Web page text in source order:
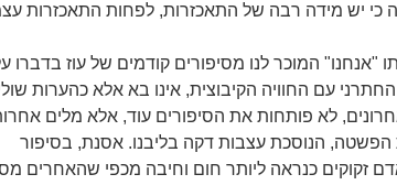
כי יש מידה רבה של התאכזרות, לפחות התאכזרות
המוכר לנו מסיפורים קודמים של עוז בדברו
עם החוויה הקיבוצית, אינו בא אלא כהערות
לא פותחות את הסיפורים עוד, אלא מלים
הנוסכת עצבות דקה בליבנו. אסנת, בסיפור
זקוקים כנראה ליותר חום וחיבה מכפי שהאחרים